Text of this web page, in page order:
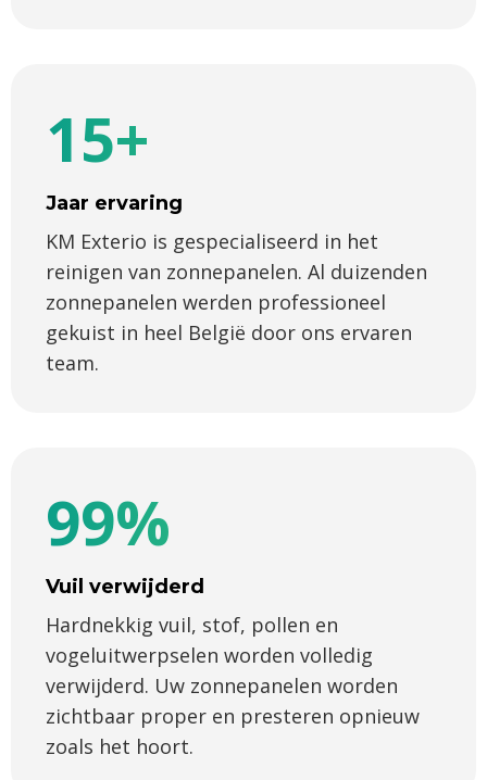
15+
Jaar ervaring
KM Exterio is gespecialiseerd in het
reinigen van zonnepanelen. Al duizenden
zonnepanelen werden professioneel
gekuist in heel België door ons ervaren
team.
99%
Vuil verwijderd
Hardnekkig vuil, stof, pollen en
vogeluitwerpselen worden volledig
verwijderd. Uw zonnepanelen worden
zichtbaar proper en presteren opnieuw
zoals het hoort.